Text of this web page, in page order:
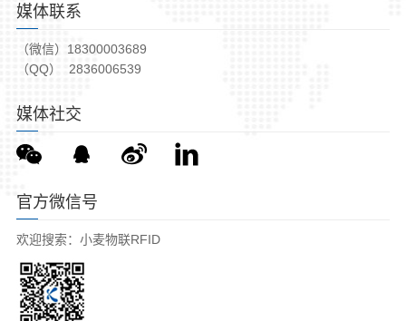
媒体联系
（微信）18300003689
（QQ） 2836006539
媒体社交
官方微信号
欢迎搜索：小麦物联RFID